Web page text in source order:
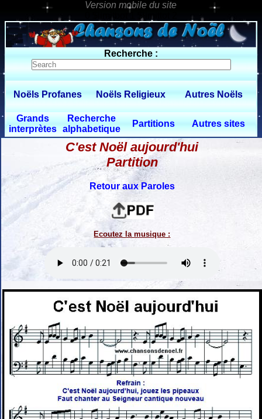
0 $limitbot 1 $limittot 2
Recherche :
Noëls Profanes Noëls Religieux Autres Noëls
Grands
interprètes
Recherche
alphabetique
Partitions Autres sites
C'est Noël aujourd'hui
Partition
Retour aux Paroles
Ecoutez la musique :